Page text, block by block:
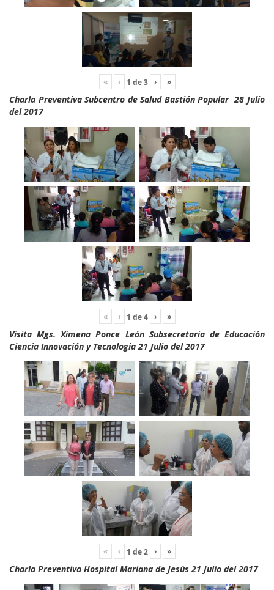
« ‹ 1 de3 › »
Charla Preventiva Subcentro de Salud Bastión Popular 28 Julio
del 2017
« ‹ 1 de4 › »
Visita Mgs. Ximena Ponce León Subsecretaria de Educación
Ciencia Innovación y Tecnologia 21 Julio del 2017
« ‹ 1 de2 › »
Charla Preventiva Hospital Mariana de Jesús 21 Julio del 2017